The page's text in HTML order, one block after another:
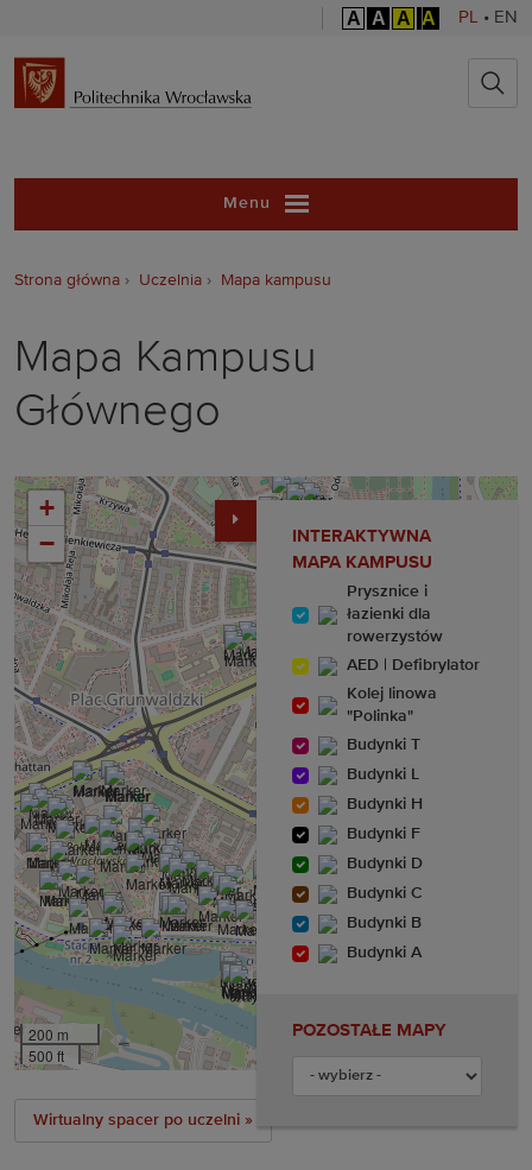
A A A A PL • EN
Politechnika
Menu
Strona główna Uczelnia Mapa kampusu
Mapa Kampusu
Głównego
+
−
200 m
500 ft
Leaflet|©OpenStreetMap
INTERAKTYWNA
MAPA KAMPUSU
Prysznice i
łazienki dla
rowerzystów
AED | Defibrylator
Kolej linowa
"Polinka"
Budynki T
Budynki L
Budynki H
Budynki F
Budynki D
Budynki C
Budynki B
Budynki A
POZOSTAŁE MAPY
Wirtualny spacer po uczelni »